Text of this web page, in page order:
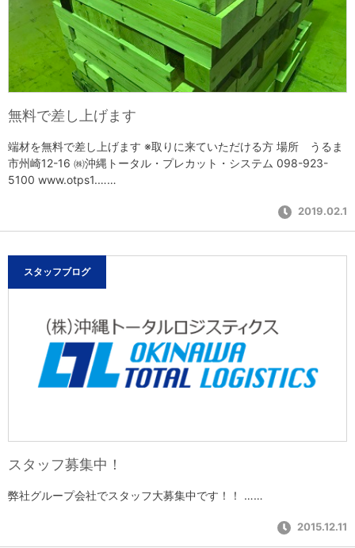
無料で差し上げます
端材を無料で差し上げます ※取りに来ていただける方 場所 うるま
市州崎12-16 ㈱沖縄トータル・プレカット・システム 098-923-
5100 www.otps1.……
2019.02.1
スタッフブログ
スタッフ募集中！
弊社グループ会社でスタッフ大募集中です！！ ……
2015.12.11